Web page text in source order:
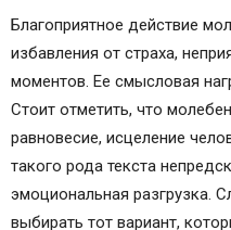
Благоприятное действие
избавления от страха,
моментов. Ее смысловая
Стоит отметить, что
равновесие, исцеление
такого рода текста
эмоциональная разгрузка.
выбирать тот вариант,